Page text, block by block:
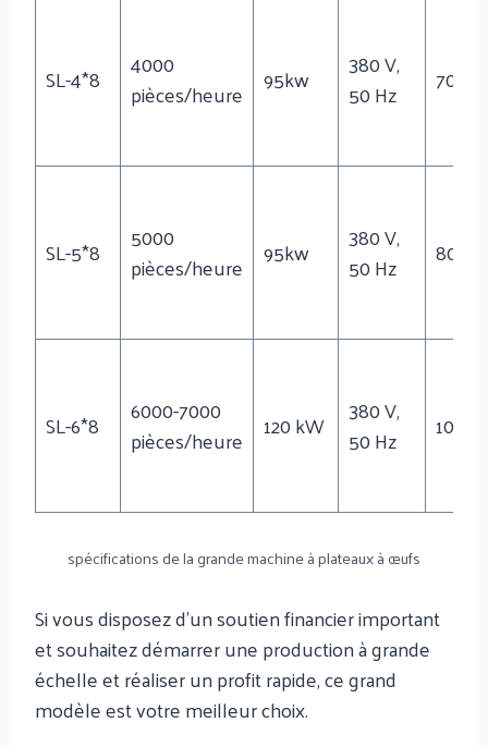
SL-4*8
4000
pièces/heure
95kw
380 V,
50 Hz
7000
SL-5*8
5000
pièces/heure
95kw
380 V,
50 Hz
SL-6*8
6000-7000
pièces/heure
120 kW
380 V,
50 Hz
spécifications de la grande machine à plateaux à œufs
Si vous disposez d'un soutien financier important
et souhaitez démarrer une production à grande
échelle et réaliser un profit rapide, ce grand
modèle est votre meilleur choix.